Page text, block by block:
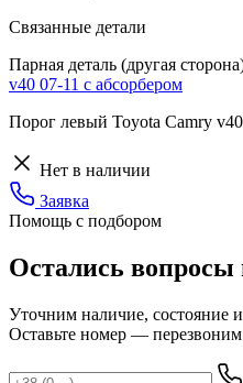
Связанные детали
Парная деталь (другая
v40 07-11 с абсорбером
Порог левый Toyota Camry
Нет в наличии
Заявка
Помощь с подбором
Остались вопросы
Уточним наличие, состояние
Оставьте номер — перезвоним